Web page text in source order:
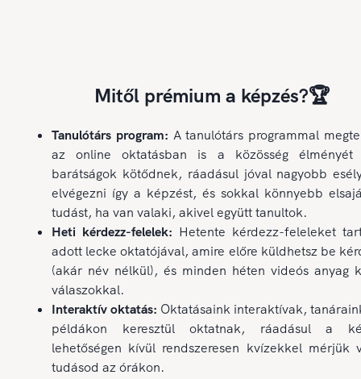
Mitől prémium a képzés?🏆
Tanulótárs program: A tanulótárs programmal
az online oktatásban is a közösség
barátságok kötődnek, ráadásul jóval nagyobb
elvégezni így a képzést, és sokkal könnyebb
tudást, ha van valaki, akivel együtt tanultok.
Heti kérdezz-felelek: Hetente kérdezz-feleleket
adott lecke oktatójával, amire előre küldhetsz be
(akár név nélkül), és minden héten videós anyag
válaszokkal.
Interaktív oktatás: Oktatásaink interaktívak,
példákon keresztül oktatnak, ráadásul a
lehetőségen kívül rendszeresen kvízekkel mérjük
tudásod az órákon.